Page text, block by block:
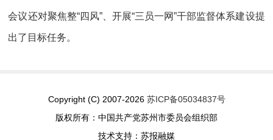
会议还对聚焦整“四风”、开展“三员一网”干部监督体系建设提
出了目标任务。
Copyright (C) 2007-2026 苏ICP备05034837号
版权所有：中国共产党苏州市委员会组织部
技术支持：苏报融媒